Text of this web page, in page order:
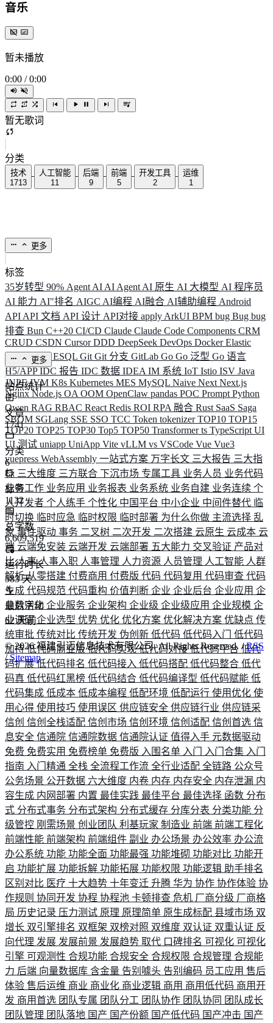
音乐
暂未播放
0:00 / 0:00
暂无歌词
分类
技术
1713
人工智能
11
后端
9
前端
5
开发工具
2
运维
1
更多
标签
35岁转型 90% Agent AI AI Agent AI 原生 AI 大模型 AI 程序员
AI 能力 AI"排名 AIGC AI编程 AI融合 AI辅助编程 Android
API API 文档 API 设计 API对接 apply ArkUI BPM bug Bug bug
排查 Bun C++20 CI/CD Claude Claude Code Components CRM
CRUD CSDN CursorDDD DeepSeek DevOps DockerElastic
ELK ElysiaESQL Git Git 分支 GitLab Go Go 泛型 Go 语言
H5/APPIDC 报告 IDC 数据 IDEA IM 系统 IoT Istio ISV Java
JNPFJVM K8s Kubernetes MES MySQL Naive Next Next.js
NginxNode.js OA OOM OpenClaw pandas POC Prompt Python
Qwen RAG RBAC React Redis ROI RPA 融合 Rust SaaS Saga
SBOM SGLang SSE SSO TCC Token tokenizerTOP10 TOP15
TOP20 TOP25 TOP30 Top5 TOP50 Transformerts TypeScript UI
UI 测试 uniapp UniApp Vite vLLM vs VSCode Vue Vue3
vuepress WebAssembly 一站式方案 万字长文 三大报告 三大指
标 三大维度 三方联合 下沉市场 专属工具 业务人员 业务代码
业务工作 业务应用 业务报表 业务系统 业务自建 业务连续 个
人开发者 个人练手 个性化 中国平台 中小企业 中间件替代 临
时切换 临时应急 临时权限 临时部署 为什么你做 主流选择 乱
象 事件驱动 事务 二叉树 二次开发 二次搭建 云原生 云成本 云
端 云端免安装 云端开发 云端部署 五大能力 交叉验证 产品对
比人事人事入职 人事管理 人力资源 人员管理 人工智能 人群
解析从零搭建 付费商用 付费版 代码 代码复用 代码审查 代码
生成 代码规范 代码重构 价值判断 企业 企业后台 企业应用 企
业数字化 企业服务 企业架构 企业级 企业级应用 企业规模 企
业调研企业选型 优势 优化 优化方案 优化解决方案 优缺点 传
统审批 传统对比 传统开发 伪创新 低代码 低代码入门 低代码
加持低代码商业版低代码实现低代码对接低代码平台 低代
码扩展低代码排名 低代码接入 低代码搭配 低代码整合 低代
码真 低代码红黑榜 低代码结合 低代码编译型 低代码赋能 低
代码集成 低成本 低成本编程 低配环境 低配运行 使用优化 使
用心得 使用技巧 使用误区 供应链安全 供应链行业 供应链采
信创 信创全栈适配 信创市场 信创环境 信创适配 信创首选 信
息安全 信通院 信通院数据 信通院认证 值得入手 元数据驱动
免费 免费实用 免费榜单 免费版 入围名单 入门 入门合集 入门
指南 入门精通 全栈 全流程工作流 全行业适配 全链路 公众号
公务场景 公开数据 六大维度 内卷 内存 内存安全 内存泄漏 内
容生成 内网部署 内置 最佳实践 最佳平台 最佳选择 函数 分布
式 分布式事务 分布式架构 分布式缓存 分库分表 分类功能 分
级管控 刚需场景 创业团队 利基玩家 制造业 前端 前端工程化
前端性能 前端架构 前端组件 副业 办公场景 办公效率 办公流
办公系统 功能 功能全面 功能最强 功能堆砌 功能对比 功能开
启 功能扩展 功能拆解 功能拓展 功能权限 功能逻辑 助手排名
区别对比 医疗 十大趋势 十年变迁 升腾 华为 协作 协作体验 协
作规则 协同开发 协程 协程池 卡顿排查 危机 厂商分级 厂商格
局 历史记录 压力测试 原理 原理简单 原生成标配 县域市场 双
增长 双引擎排名 双框架 双榜对照 双维度 双认证 双重认证 反
向代理 发展 发展前景 发展趋势 取代 口碑排名 可视化 可视化
引擎 可观测性 合规功能 合规安全 合规权限 合规管理 合规能
力 后端 向量数据库 含金量 告别噱头 告别编码 员工应用 售后
体验 售后运维 商业 商业化 商业逻辑 商用 商用低代码 商用开
发 商用首选 团队专属 团队分工 团队协作 团队协同 团队成长
团队管理 团队落地 国产 国产份额 国产低代码 国产冲击 国产
更多
站点统计
文章
1741
分类
6
标签
1132
总字数
6,609,519
运行时长
583 天
最后活动
62 天前
©2026福建引迈信息技术有限公司. All Rights Reserved. /RSS
/Sitemap